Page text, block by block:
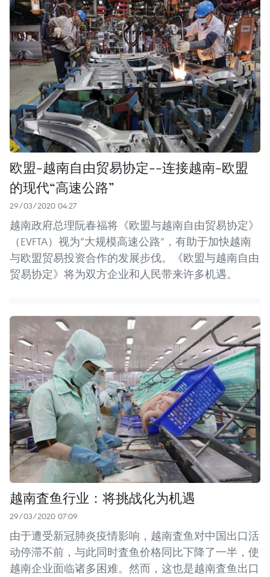
欧盟-越南自由贸易协定--连接越南-欧盟
的现代“高速公路”
29/03/2020 04:27
越南政府总理阮春福将《欧盟与越南自由贸易协定》
（EVFTA）视为“大规模高速公路”，有助于加快越南
与欧盟贸易投资合作的发展步伐。《欧盟与越南自由
贸易协定》将为双方企业和人民带来许多机遇。
越南査鱼行业：将挑战化为机遇
29/03/2020 07:09
由于遭受新冠肺炎疫情影响，越南査鱼对中国出口活
动停滞不前，与此同时査鱼价格同比下降了一半，使
越南企业面临诸多困难。然而，这也是越南査鱼出口